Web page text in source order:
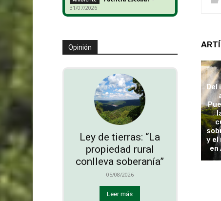
31/07/2026
Opinión
Ley de tierras: “La
propiedad rural
conlleva soberanía”
05/08/2026
Leer más
Del
y el
en